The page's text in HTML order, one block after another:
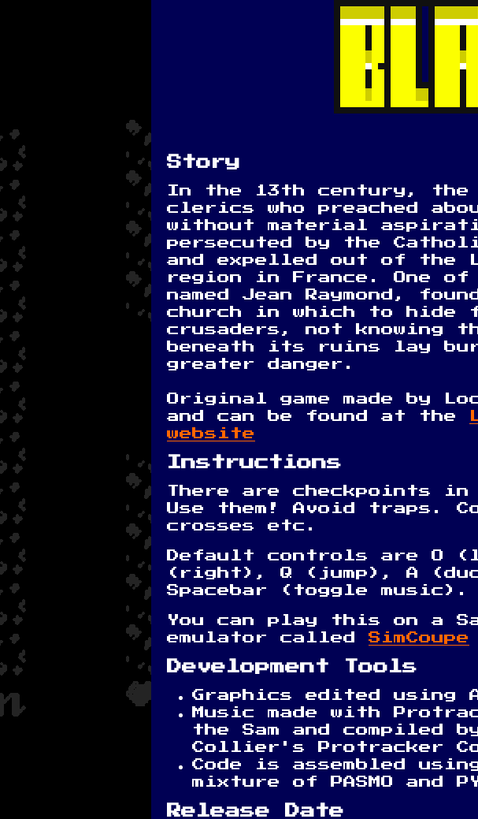
Story
In the 13th century, the
clerics who preached
without material
persecuted by the
and expelled out of the
region in France. One of
named Jean Raymond,
church in which to hide
crusaders, not knowing
beneath its ruins lay
greater danger.
Original game made by
and can be found at the
website
Instructions
There are checkpoints in
Use them! Avoid traps.
crosses etc.
Default controls are O
(right), Q (jump), A
Spacebar (toggle music).
You can play this on a
emulator called SimCoupe
Development Tools
Graphics edited using
Music made with
the Sam and compiled
Collier's Protracker
Code is assembled
mixture of PASMO and
Release Date